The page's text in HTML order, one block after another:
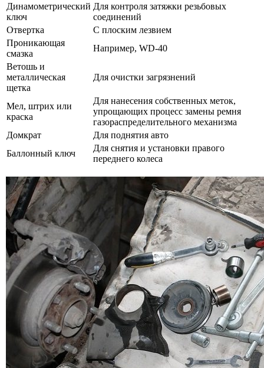
Динамометрический
ключ
Для контроля затяжки резьбовых
соединений
Отвертка
С плоским лезвием
Проникающая
смазка
Например, WD-40
Ветошь и
металлическая
щетка
Для очистки загрязнений
Мел, штрих или
краска
Для нанесения собственных меток,
упрощающих процесс замены ремня
газораспределительного механизма
Домкрат
Для поднятия авто
Баллонный ключ
Для снятия и установки правого
переднего колеса